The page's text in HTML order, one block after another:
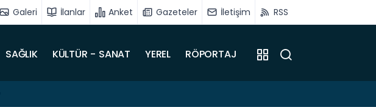
Galeri İlanlar Anket Gazeteler İletişim RSS
SAĞLIK KÜLTÜR - SANAT YEREL RÖPORTAJ